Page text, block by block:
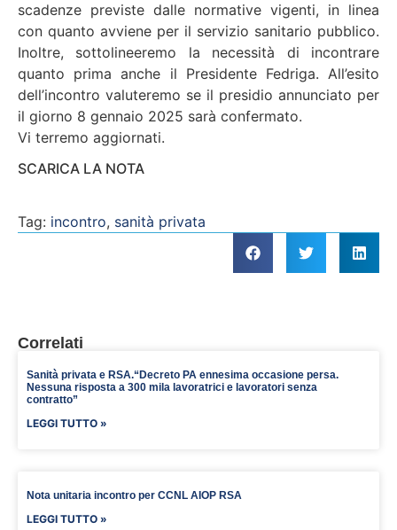
scadenze previste dalle normative vigenti, in linea
con quanto avviene per il servizio sanitario pubblico.
Inoltre, sottolineeremo la necessità di incontrare
quanto prima anche il Presidente Fedriga. All’esito
dell’incontro valuteremo se il presidio annunciato per
il giorno 8 gennaio 2025 sarà confermato.
Vi terremo aggiornati.
SCARICA LA NOTA
Tag: incontro, sanità privata
Correlati
Sanità privata e RSA.“Decreto PA ennesima occasione persa.
Nessuna risposta a 300 mila lavoratrici e lavoratori senza
contratto”
LEGGI TUTTO »
Nota unitaria incontro per CCNL AIOP RSA
LEGGI TUTTO »